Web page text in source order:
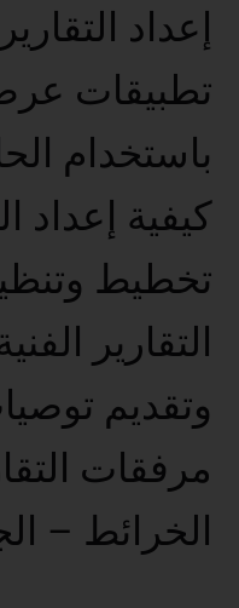
إعداد
تطبيقات عرض
باستخدام
كيفية إعداد
تخطيط
التقارير
وتقديم
مرفقات
الخرائط –